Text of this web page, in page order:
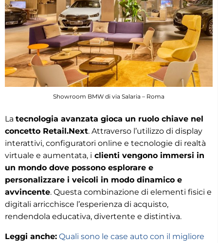
Showroom BMW di via Salaria – Roma
La tecnologia avanzata gioca un ruolo chiave nel
concetto Retail.Next. Attraverso l’utilizzo di display
interattivi, configuratori online e tecnologie di realtà
virtuale e aumentata, i clienti vengono immersi in
un mondo dove possono esplorare e
personalizzare i veicoli in modo dinamico e
avvincente. Questa combinazione di elementi fisici e
digitali arricchisce l’esperienza di acquisto,
rendendola educativa, divertente e distintiva.
Leggi anche: Quali sono le case auto con il migliore